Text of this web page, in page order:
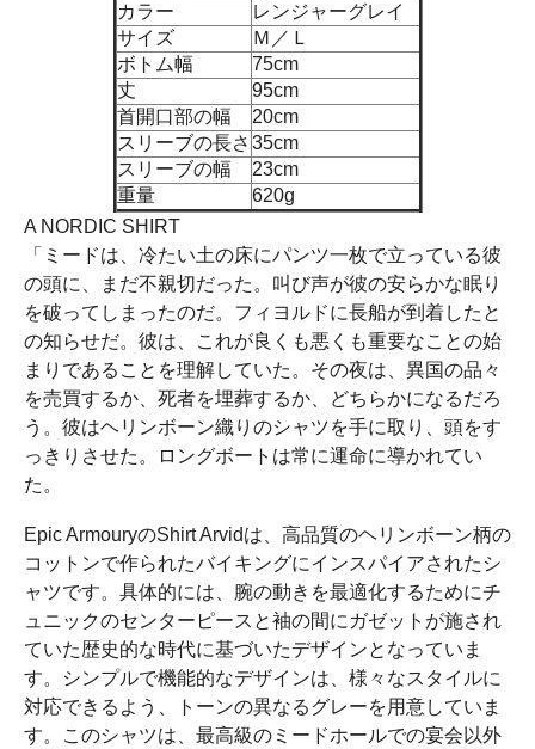
カラー
レンジャーグレイ
サイズ
Ｍ／Ｌ
ボトム幅
75cm
丈
95cm
首開口部の幅
20cm
スリーブの長さ 35cm
スリーブの幅
23cm
重量
620g
A NORDIC SHIRT
「ミードは、冷たい土の床にパンツ一枚で立っている彼
の頭に、まだ不親切だった。叫び声が彼の安らかな眠り
を破ってしまったのだ。フィヨルドに長船が到着したと
の知らせだ。彼は、これが良くも悪くも重要なことの始
まりであることを理解していた。その夜は、異国の品々
を売買するか、死者を埋葬するか、どちらかになるだろ
う。彼はヘリンボーン織りのシャツを手に取り、頭をす
っきりさせた。ロングボートは常に運命に導かれてい
た。
Epic ArmouryのShirt Arvidは、高品質のヘリンボーン柄の
コットンで作られたバイキングにインスパイアされたシ
ャツです。具体的には、腕の動きを最適化するためにチ
ュニックのセンターピースと袖の間にガゼットが施され
ていた歴史的な時代に基づいたデザインとなっていま
す。シンプルで機能的なデザインは、様々なスタイルに
対応できるよう、トーンの異なるグレーを用意していま
す。このシャツは、最高級のミードホールでの宴会以外